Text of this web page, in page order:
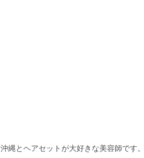
沖縄とヘアセットが大好きな美容師です。